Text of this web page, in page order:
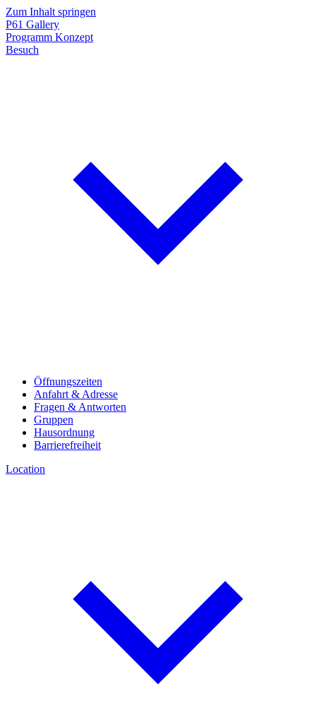
Zum Inhalt springen
P61 Gallery
Programm Konzept
Besuch
Öffnungszeiten
Anfahrt & Adresse
Fragen & Antworten
Gruppen
Hausordnung
Barrierefreiheit
Location